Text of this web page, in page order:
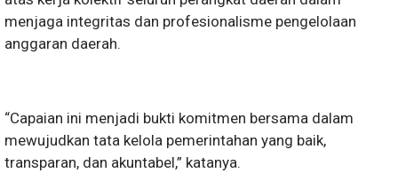
menjaga integritas dan profesionalisme pengelolaan
anggaran daerah.
“Capaian ini menjadi bukti komitmen bersama dalam
mewujudkan tata kelola pemerintahan yang baik,
transparan, dan akuntabel,” katanya.